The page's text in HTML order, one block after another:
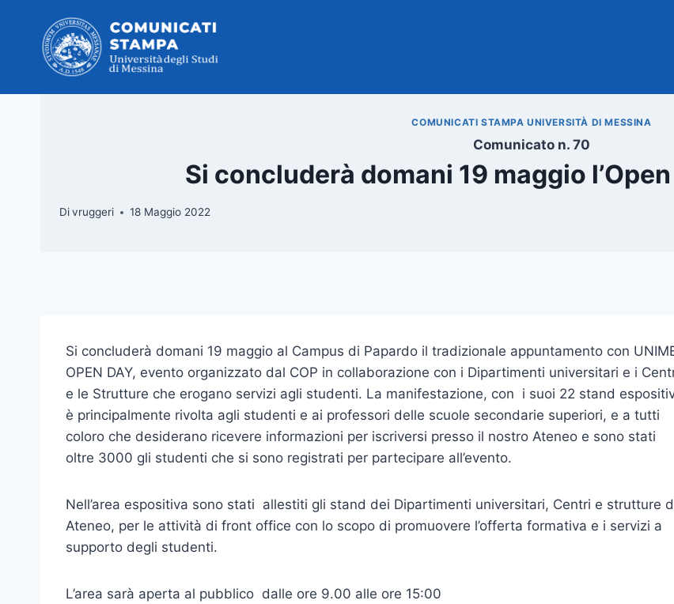
contenuto
COMUNICATI STAMPA UNIVERSITÀ DI MESSINA
Comunicato n. 70
Si concluderà domani 19 maggio
Divruggeri 18 Maggio 2022
Si concluderà domani 19 maggio al Campus di Papardo il tradizionale appuntamento con
OPEN DAY, evento organizzato dal COP in collaborazione con i Dipartimenti universitari e i
e le Strutture che erogano servizi agli studenti. La manifestazione, con i suoi 22 stand
è principalmente rivolta agli studenti e ai professori delle scuole secondarie superiori, e a tutti
coloro che desiderano ricevere informazioni per iscriversi presso il nostro Ateneo e sono stati
oltre 3000 gli studenti che si sono registrati per partecipare all’evento.
Nell’area espositiva sono stati allestiti gli stand dei Dipartimenti universitari, Centri e strutture
Ateneo, per le attività di front office con lo scopo di promuovere l’offerta formativa e i servizi a
supporto degli studenti.
L’area sarà aperta al pubblico dalle ore 9.00 alle ore 15:00